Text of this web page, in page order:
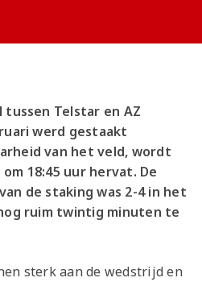
tussen Telstar en AZ
werd gestaakt
van het veld, wordt
18:45 uur hervat. De
de staking was 2-4 in het
ruim twintig minuten te
sterk aan de wedstrijd en